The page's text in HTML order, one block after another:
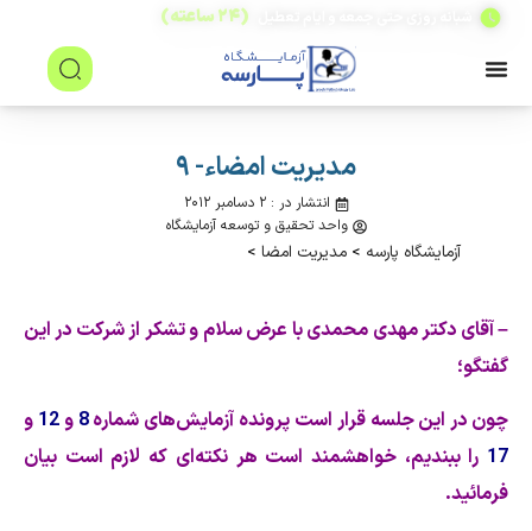
(۲۴ ساعته)
مدیریت امضاء- ۹
انتشار در : ۲ دسامبر ۲۰۱۲
واحد تحقیق و توسعه آزمایشگاه
آزمایشگاه پارسه > مدیریت امضا >
– آقای دكتر مهدی محمدی با عرض سلام و تشكر از شركت در این
گفتگو؛
چون در این جلسه قرار است پرونده آزمایشهای شماره8 و12 و
17 را ببندیم، خواهشمند است هر نكتهای كه لازم است بیان
فرمائید.